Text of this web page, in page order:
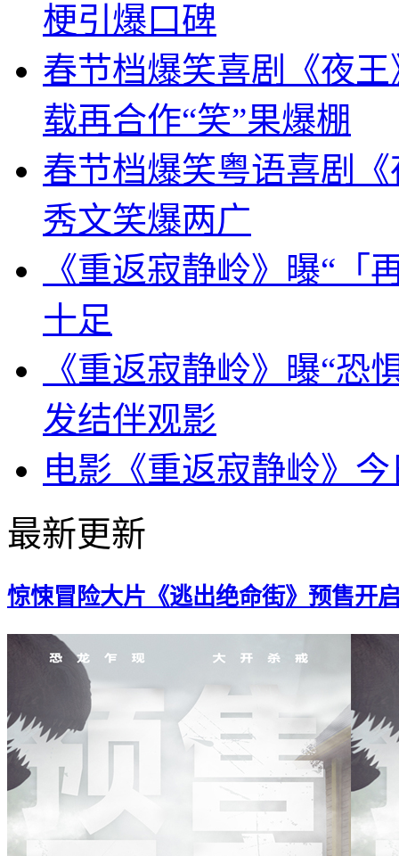
梗引爆口碑
春节档爆笑喜剧《夜
载再合作“笑”果爆棚
春节档爆笑粤语喜剧
秀文笑爆两广
《重返寂静岭》曝“「
十足
《重返寂静岭》曝“恐
发结伴观影
电影《重返寂静岭》
最新更新
惊悚冒险大片《逃出绝命街》预售开